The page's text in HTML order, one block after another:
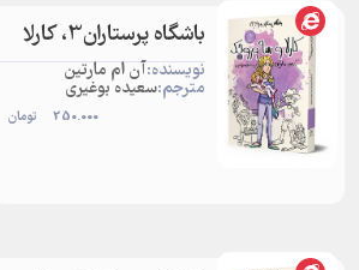
باشگاه پرستاران3، کارلا
نویسنده:آن ام مارتین
مترجم:سعیده بوغیری
250.000 تومان